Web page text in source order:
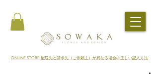
​ONLINE STORE 配送先と請求先（ご依頼主）が異なる場合の正しい記入方法